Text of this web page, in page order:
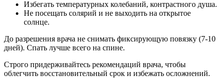
Избегать температурных колебаний, контрастного душа.
Не посещать солярий и не выходить на открытое
солнце.
До разрешения врача не снимать фиксирующую повязку (7-10
дней). Спать лучше всего на спине.
Строго придерживайтесь рекомендаций врача, чтобы
облегчить восстановительный срок и избежать осложнений.